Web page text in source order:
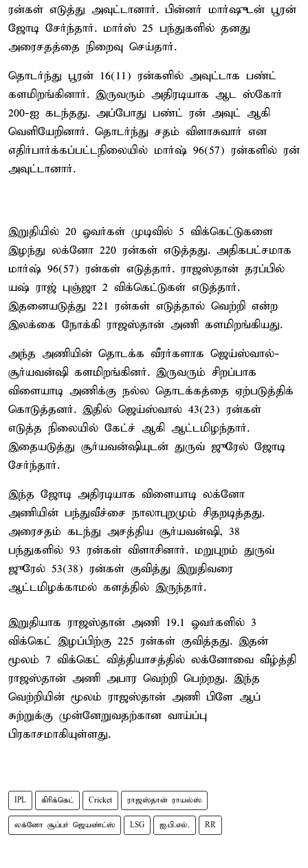
ரன்கள் எடுத்து அவுட்டானார். பின்னர் மார்ஷுடன் பூரன்
ஜோடி சேர்ந்தார். மார்ஸ் 25 பந்துகளில் தனது
அரைசதத்தை நிறைவு செய்தார்.
தொடர்ந்து பூரன் 16(11) ரன்களில் அவுட்டாக பண்ட்
களமிறங்கினார். இருவரும் அதிரடியாக ஆட ஸ்கோர்
200-ஐ கடந்தது. அப்போது பண்ட் ரன் அவுட் ஆகி
வெளியேறினார். தொடர்ந்து சதம் விளாசுவார் என
எதிர்பார்க்கப்பட்டநிலையில் மார்ஷ் 96(57) ரன்களில் ரன்
அவுட்டானார்.
இறுதியில் 20 ஓவர்கள் முடிவில் 5 விக்கெட்டுகளை
இழந்து லக்னோ 220 ரன்கள் எடுத்தது. அதிகபட்சமாக
மார்ஷ் 96(57) ரன்கள் எடுத்தார். ராஜஸ்தான் தரப்பில்
யஷ் ராஜ் புஞ்ஜா 2 விக்கெட்டுகள் எடுத்தார்.
இதனையடுத்து 221 ரன்கள் எடுத்தால் வெற்றி என்ற
இலக்கை நோக்கி ராஜஸ்தான் அணி களமிறங்கியது.
அந்த அணியின் தொடக்க வீரர்களாக ஜெய்ஸ்வால்-
சூர்யவன்ஷி களமிறங்கினர். இருவரும் சிறப்பாக
விளையாடி அணிக்கு நல்ல தொடக்கத்தை ஏற்படுத்திக்
கொடுத்தனர். இதில் ஜெய்ஸ்வால் 43(23) ரன்கள்
எடுத்த நிலையில் கேட்ச் ஆகி ஆட்டமிழந்தார்.
இதையடுத்து சூர்யவன்ஷியுடன் துருவ் ஜுரேல் ஜோடி
சேர்ந்தார்.
இந்த ஜோடி அதிரடியாக விளையாடி லக்னோ
அணியின் பந்துவீச்சை நாலாபுறமும் சிதறடித்தது.
அரைசதம் கடந்து அசத்திய சூர்யவன்ஷி, 38
பந்துகளில் 93 ரன்கள் விளாசினார். மறுபுறம் துருவ்
ஜுரேல் 53(38) ரன்கள் குவித்து இறுதிவரை
ஆட்டமிழக்காமல் களத்தில் இருந்தார்.
இறுதியாக ராஜஸ்தான் அணி 19.1 ஓவர்களில் 3
விக்கெட் இழப்பிற்கு 225 ரன்கள் குவித்தது. இதன்
மூலம் 7 விக்கெட் வித்தியாசத்தில் லக்னோவை வீழ்த்தி
ராஜஸ்தான் அணி அபார வெற்றி பெற்றது. இந்த
வெற்றியின் மூலம் ராஜஸ்தான் அணி பிளே ஆப்
சுற்றுக்கு முன்னேறுவதற்கான வாய்ப்பு
பிரகாசமாகியுள்ளது.
IPL கிரிக்கெட் Cricket ராஜஸ்தான் ராயல்ஸ்
லக்னோ சூப்பர் ஜெயண்ட்ஸ் LSG ஐ.பி.எல். RR